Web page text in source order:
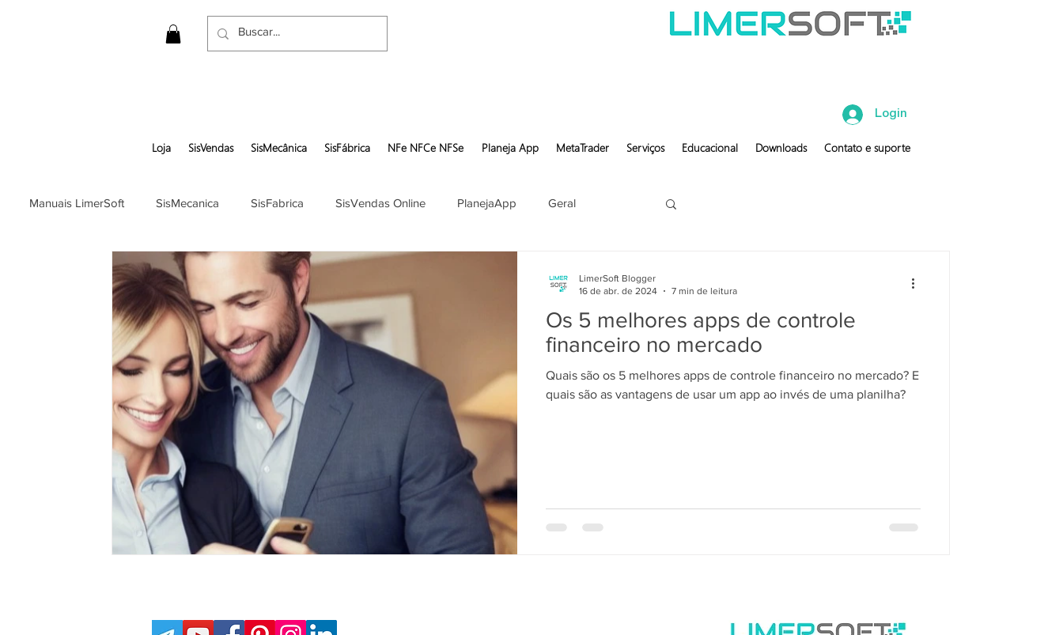
Login
Loja SisVendas SisMecânica SisFábrica NFe NFCe NFSe Planeja App MetaTrader Serviços Educacional Downloads Contato e suporte
Manuais LimerSoft SisMecanica SisFabrica SisVendas Online PlanejaApp Geral
Os 5 melhores apps de controle
financeiro no mercado
Quais são os 5 melhores apps de controle financeiro no mercado? E
quais são as vantagens de usar um app ao invés de uma planilha?
LimerSoft Blogger
16 de abr. de 2024
7 min de leitura